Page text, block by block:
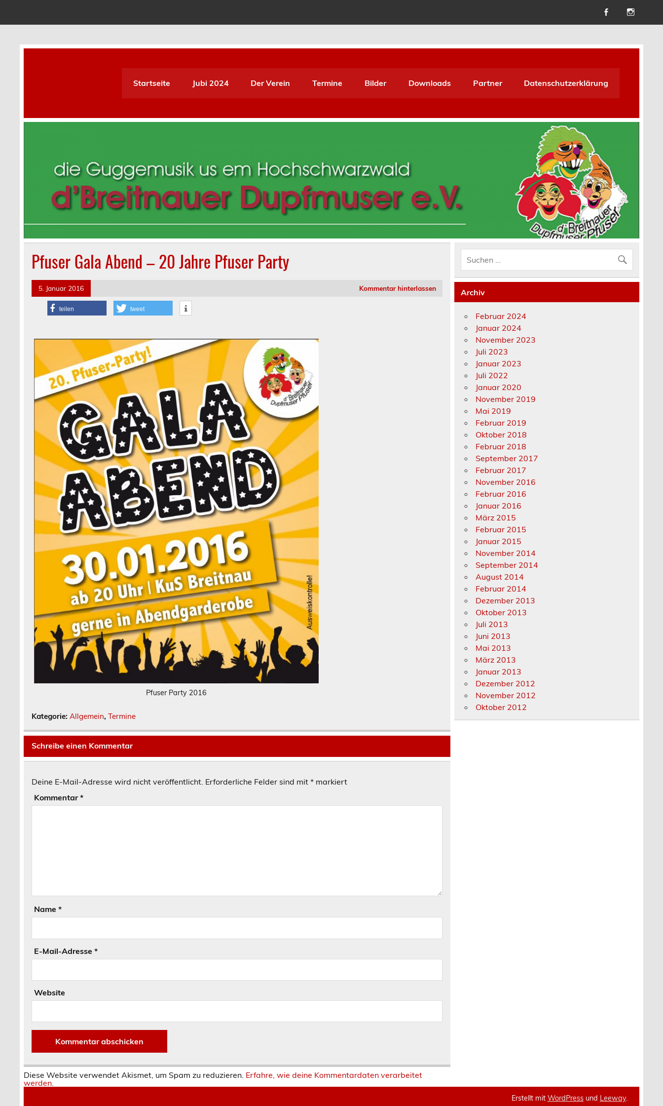
D´Breitnauer Dupfmuser Pfuser e.V.
Startseite Jubi 2024 Der Verein Termine Bilder Downloads Partner Datenschutzerklärung
Pfuser Gala Abend – 20 Jahre Pfuser Party
5. Januar 2016 Kommentar hinterlassen
teilen tweet
Pfuser Party 2016
Kategorie:Allgemein,Termine
Schreibe einen Kommentar
Deine E-Mail-Adresse wird nicht veröffentlicht. Erforderliche Felder sind mit* markiert
Kommentar*
Name*
E-Mail-Adresse*
Website
Diese Website verwendet Akismet, um Spam zu reduzieren. Erfahre, wie deine Kommentardaten verarbeitet
werden.
Archiv
Februar 2024
Januar 2024
November 2023
Juli 2023
Januar 2023
Juli 2022
Januar 2020
November 2019
Mai 2019
Februar 2019
Oktober 2018
Februar 2018
September 2017
Februar 2017
November 2016
Februar 2016
Januar 2016
März 2015
Februar 2015
Januar 2015
November 2014
September 2014
August 2014
Februar 2014
Dezember 2013
Oktober 2013
Juli 2013
Juni 2013
Mai 2013
März 2013
Januar 2013
Dezember 2012
November 2012
Oktober 2012
Erstellt mit WordPressund Leeway.